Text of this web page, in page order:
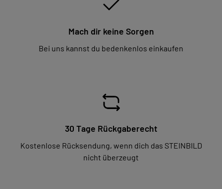
Mach dir keine Sorgen
Bei uns kannst du bedenkenlos einkaufen
30 Tage Rückgaberecht
Kostenlose Rücksendung, wenn dich das STEINBILD
nicht überzeugt